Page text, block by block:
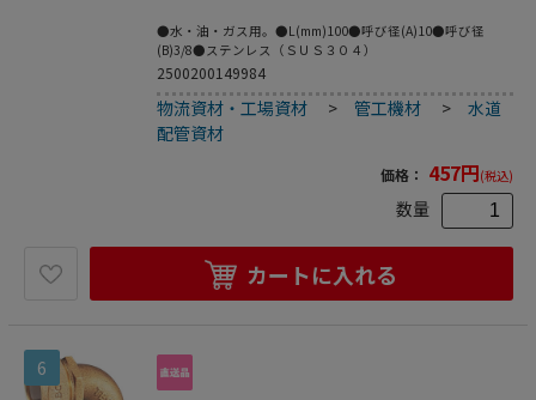
●水・油・ガス用。●L(mm)100●呼び径(A)10●呼び径
(B)3/8●ステンレス（ＳＵＳ３０４）
2500200149984
物流資材・工場資材 >管工機材 >水道
配管資材
価格： 457円(税込)
数量
カートに入れる
6